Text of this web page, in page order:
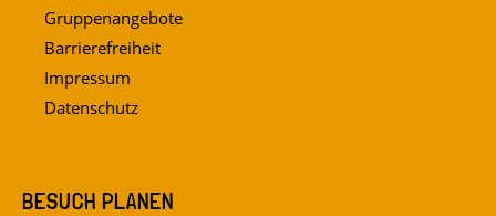
Gruppenangebote
Barrierefreiheit
Impressum
Datenschutz
BESUCH PLANEN